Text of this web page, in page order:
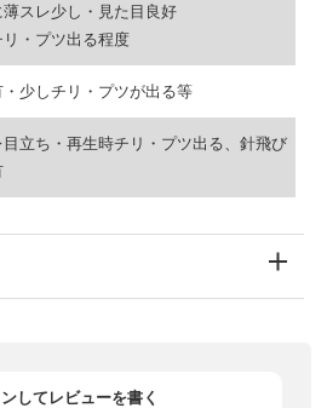
スレ少し・見た目良好
・プツ出る程度
少しチリ・プツが出る等
立ち・再生時チリ・プツ出る、針飛び
してレビューを書く